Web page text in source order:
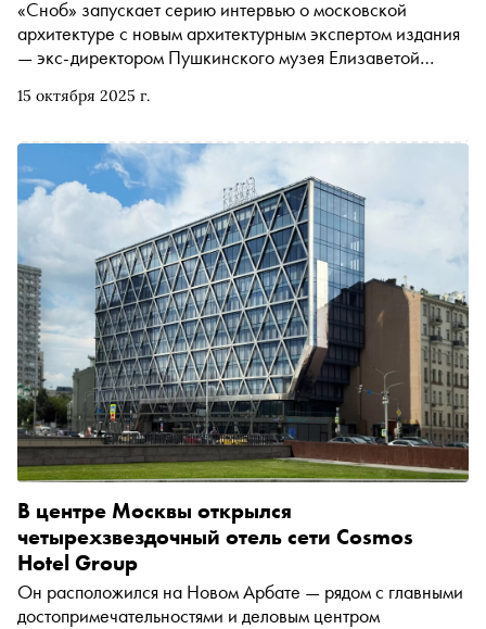
15 октября 2025 г.
«Сноб» запускает серию интервью о московской
архитектуре с новым архитектурным экспертом издания
— экс-директором Пушкинского музея Елизаветой
Спесивцев поговорил с ней о возникновении и сложной
строительства нового небоскреба, снесённой гостинице
«Интурист» и модернистских зданиях Москвы, которые
скоро могут исчезнуть (и это необязательно плохо)
В центре Москвы открылся
четырехзвездочный отель сети Cosmos
Hotel Group
Он расположился на Новом Арбате — рядом с главными
достопримечательностями и деловым центром